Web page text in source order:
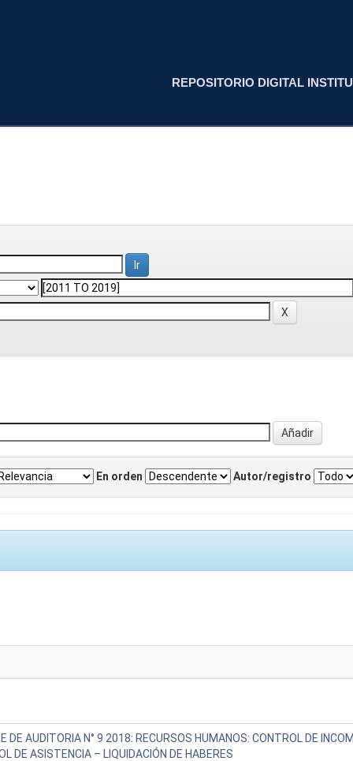
REPOSITORIO DIGITAL
En orden Autor/registro
DE AUDITORIA N° 9 2018: RECURSOS HUMANOS: CONTROL DE
DE ASISTENCIA – LIQUIDACIÓN DE HABERES